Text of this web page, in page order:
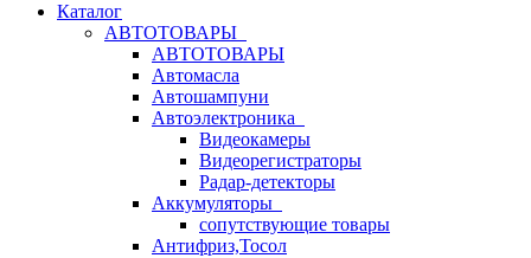
Каталог
АВТОТОВАРЫ
АВТОТОВАРЫ
Автомасла
Автошампуни
Автоэлектроника
Видеокамеры
Видеорегистраторы
Радар-детекторы
Аккумуляторы
сопутствующие товары
Антифриз,Тосол